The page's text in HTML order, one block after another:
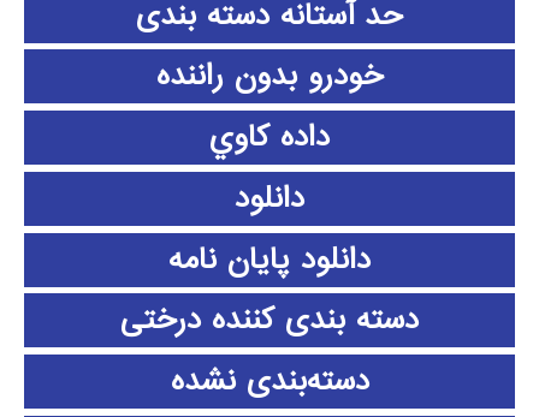
حد آستانه دسته بندی
خودرو بدون راننده
داده كاوي
دانلود
دانلود پايان نامه
دسته بندی کننده درختی
دسته‌بندی نشده